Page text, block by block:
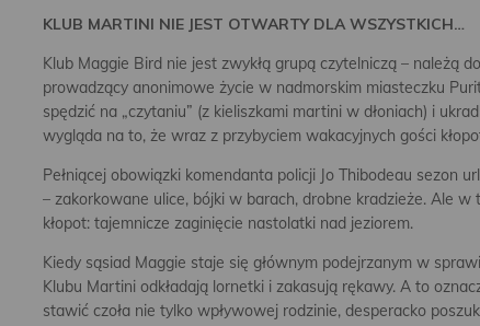
KLUB MARTINI NIE JEST OTWARTY DLA WSZYSTKICH…
Klub Maggie Bird nie jest zwykłą grupą czytelniczą – należą
prowadzący anonimowe życie w nadmorskim miasteczku
spędzić na „czytaniu” (z kieliszkami martini w dłoniach) i
wygląda na to, że wraz z przybyciem wakacyjnych gości
Pełniącej obowiązki komendanta policji Jo Thibodeau sezon
– zakorkowane ulice, bójki w barach, drobne kradzieże. Ale w
kłopot: tajemnicze zaginięcie nastolatki nad jeziorem.
Kiedy sąsiad Maggie staje się głównym podejrzanym w
Klubu Martini odkładają lornetki i zakasują rękawy. A to
stawić czoła nie tylko wpływowej rodzinie, desperacko